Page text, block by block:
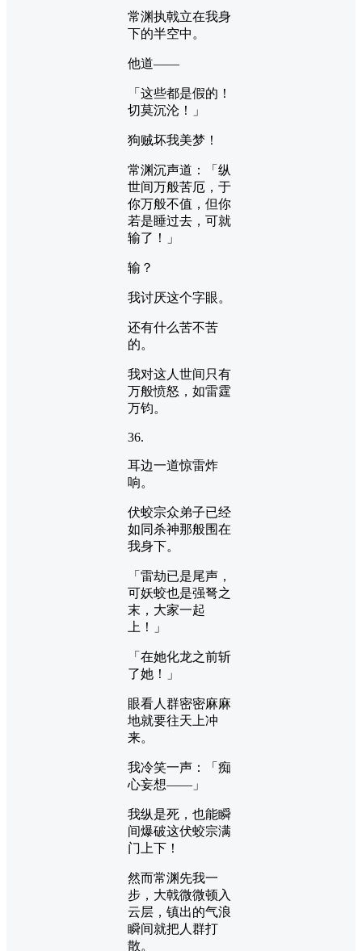
常渊执戟立在我身
下的半空中。
他道——
「这些都是假的！
切莫沉沦！」
狗贼坏我美梦！
常渊沉声道：「纵
世间万般苦厄，于
你万般不值，但你
若是睡过去，可就
输了！」
输？
我讨厌这个字眼。
还有什么苦不苦
的。
我对这人世间只有
万般愤怒，如雷霆
万钧。
36.
耳边一道惊雷炸
响。
伏蛟宗众弟子已经
如同杀神那般围在
我身下。
「雷劫已是尾声，
可妖蛟也是强弩之
末，大家一起
上！」
「在她化龙之前斩
了她！」
眼看人群密密麻麻
地就要往天上冲
来。
我冷笑一声：「痴
心妄想——」
我纵是死，也能瞬
间爆破这伏蛟宗满
门上下！
然而常渊先我一
步，大戟微微顿入
云层，镇出的气浪
瞬间就把人群打
散。